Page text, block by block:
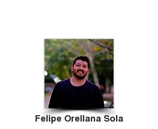
Felipe Orellana Sola